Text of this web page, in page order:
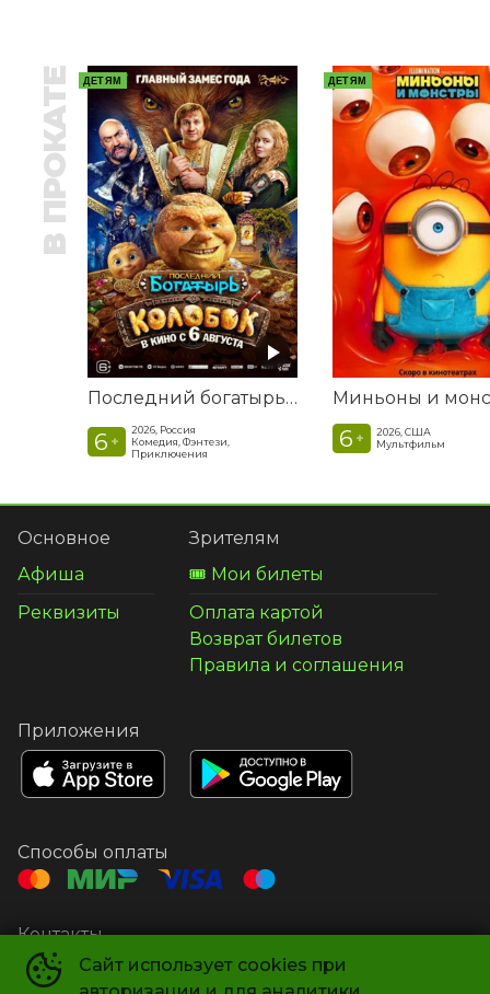
В ПРОКАТЕ ДЕТЯМ
Последний богатырь. Колобок
6 +
2026, Россия
Комедия, Фэнтези,
Приключения
ДЕТЯМ
6 +
2026, США
Мультфильм
Сайт использует cookies при
Основное
Афиша
Реквизиты
Зрителям
🎟️ Мои билеты
Оплата картой
Возврат билетов
Правила и соглашения
Приложения
Способы оплаты
Контакты
Администратор +7 495 240-56-55